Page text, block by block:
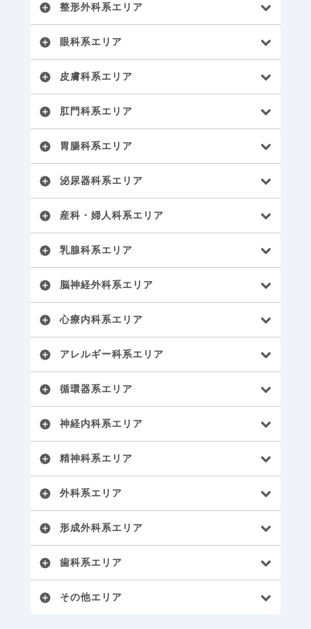
add_circle 整形外科系エリア
add_circle 眼科系エリア
add_circle 皮膚科系エリア
add_circle 肛門科系エリア
add_circle 胃腸科系エリア
add_circle 泌尿器科系エリア
add_circle 産科・婦人科系エリア
add_circle 乳腺科系エリア
add_circle 脳神経外科系エリア
add_circle 心療内科系エリア
add_circle アレルギー科系エリア
add_circle 循環器系エリア
add_circle 神経内科系エリア
add_circle 精神科系エリア
add_circle 外科系エリア
add_circle 形成外科系エリア
add_circle 歯科系エリア
add_circle その他エリア